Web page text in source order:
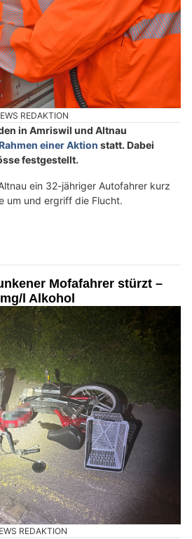
REDAKTION
in Amriswil und Altnau
einer Aktion statt. Dabei
festgestellt.
ein 32-jähriger Autofahrer kurz
um und ergriff die Flucht.
Mofafahrer stürzt –
l Alkohol
REDAKTION